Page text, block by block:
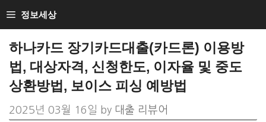
Skip
to
content
정보세상
하나카드 장기카드대출(카드론) 이용방
법, 대상자격, 신청한도, 이자율 및 중도
상환방법, 보이스 피싱 예방법
2025년 03월 16일 by 대출 리뷰어